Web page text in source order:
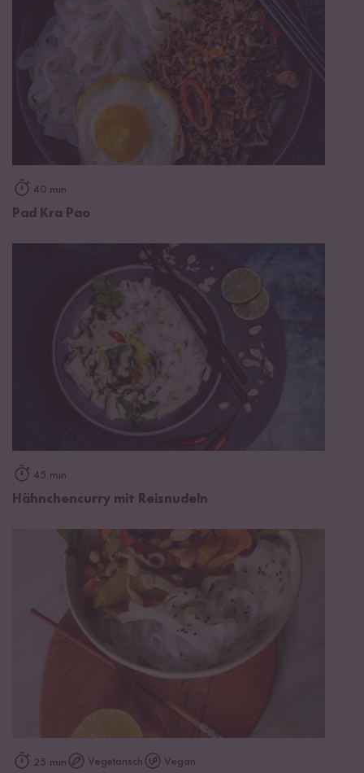
40 min
Pad Kra Pao
45 min
Hähnchencurry mit Reisnudeln
25 min Vegetarisch Vegan